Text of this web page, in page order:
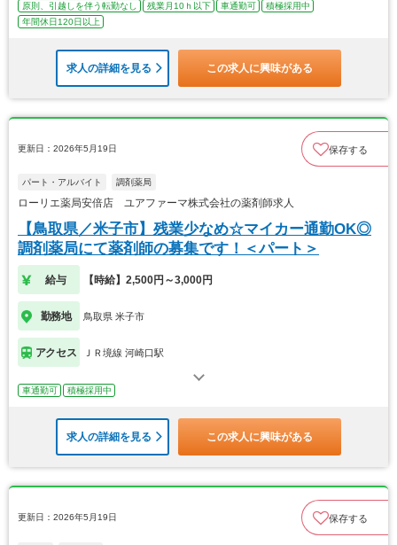
原則、引越しを伴う転勤なし
残業月10ｈ以下 車通勤可
積極採用中
年間休日120日以上
求人の詳細を見る この求人に興味がある
更新日：2026年5月19日 保存する
パート・アルバイト 調剤薬局
ローリエ薬局安倍店 ユアファーマ株式会社の薬剤師求人
【鳥取県／米子市】残業少なめ☆マイカー通勤OK◎
調剤薬局にて薬剤師の募集です！＜パート＞
給与 【時給】2,500円～3,000円
勤務地 鳥取県 米子市
アクセス ＪＲ境線 河崎口駅
車通勤可 積極採用中
求人の詳細を見る この求人に興味がある
更新日：2026年5月19日 保存する